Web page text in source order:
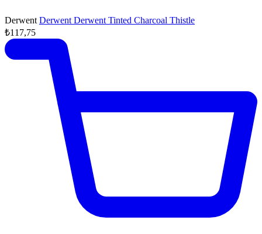
Derwent Derwent Derwent Tinted Charcoal Thistle
₺117,75